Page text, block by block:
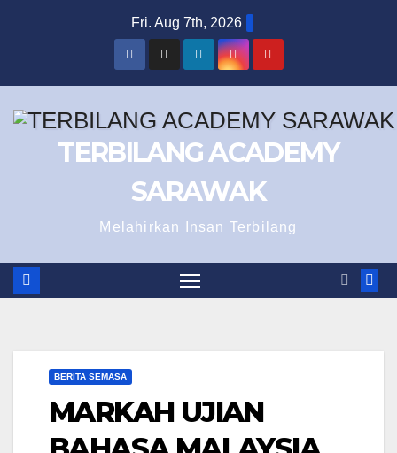
Fri. Aug 7th, 2026
TERBILANG ACADEMY
SARAWAK
Melahirkan Insan Terbilang
BERITA SEMASA
MARKAH UJIAN